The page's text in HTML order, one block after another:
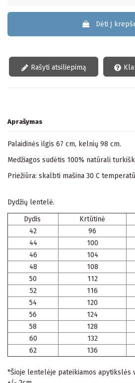
Dėti Į
Rašyti atsiliepimą
Aprašymas
Palaidinės ilgis 67 cm, kelnių 98 cm.
Medžiagos sudėtis 100% natūrali
Priežiūra: skalbti mašina 30 C
Dydžių lentelė.
Dydis Krtūtinė
42
96
44
100
46
104
48
108
50
112
52
116
54
120
56
124
58
128
60
132
62
136
*Šioje lentelėje pateikiamos apytikslės